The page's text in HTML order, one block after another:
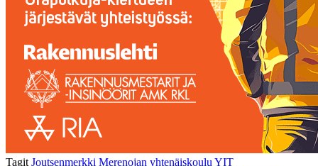
Tagit Joutsenmerkki Merenojan yhtenäiskoulu YIT